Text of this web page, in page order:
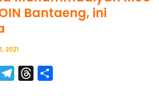
Bantaeng, ini
2021
W